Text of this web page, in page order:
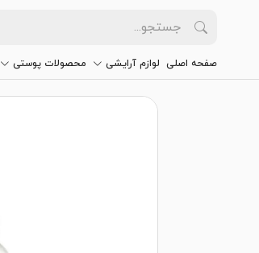
صفحه اصلی لوازم آرایشی محصولات پوستی